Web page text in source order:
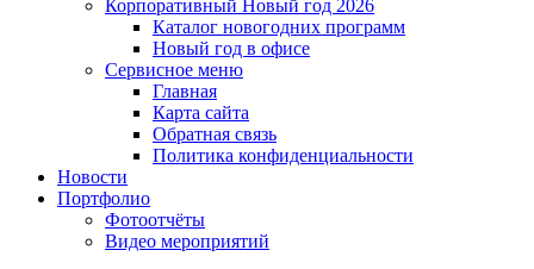
Корпоративный Новый год 2026
Каталог новогодних программ
Новый год в офисе
Сервисное меню
Главная
Карта сайта
Обратная связь
Политика конфиденциальности
Новости
Портфолио
Фотоотчёты
Видео мероприятий